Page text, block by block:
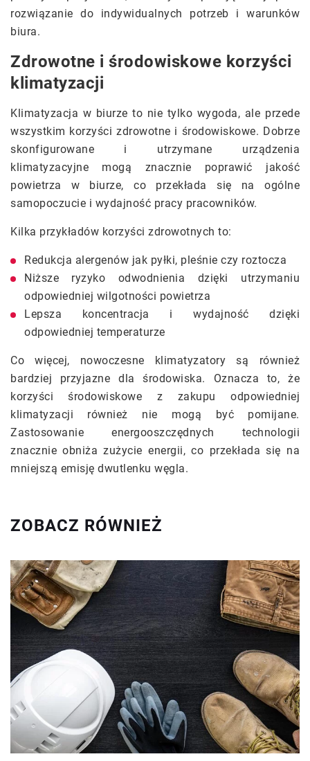
rozwiązanie do indywidualnych potrzeb i warunków
biura.
Zdrowotne i środowiskowe korzyści
klimatyzacji
Klimatyzacja w biurze to nie tylko wygoda, ale przede
wszystkim korzyści zdrowotne i środowiskowe. Dobrze
skonfigurowane i utrzymane urządzenia
klimatyzacyjne mogą znacznie poprawić jakość
powietrza w biurze, co przekłada się na ogólne
samopoczucie i wydajność pracy pracowników.
Kilka przykładów korzyści zdrowotnych to:
Redukcja alergenów jak pyłki, pleśnie czy roztocza
Niższe ryzyko odwodnienia dzięki utrzymaniu
odpowiedniej wilgotności powietrza
Lepsza koncentracja i wydajność dzięki
odpowiedniej temperaturze
Co więcej, nowoczesne klimatyzatory są również
bardziej przyjazne dla środowiska. Oznacza to, że
korzyści środowiskowe z zakupu odpowiedniej
klimatyzacji również nie mogą być pomijane.
Zastosowanie energooszczędnych technologii
znacznie obniża zużycie energii, co przekłada się na
mniejszą emisję dwutlenku węgla.
ZOBACZ RÓWNIEŻ